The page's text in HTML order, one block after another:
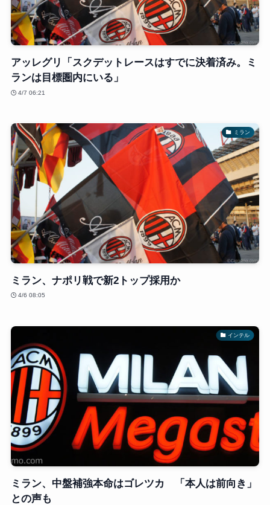
アッレグリ「スクデットレースはすでに決着済み。ミ
ランは目標圏内にいる」
4/7 06:21
ミラン
ミラン、ナポリ戦で新2トップ採用か
4/6 08:05
インテル
ミラン、中盤補強本命はゴレツカ 「本人は前向き」
との声も